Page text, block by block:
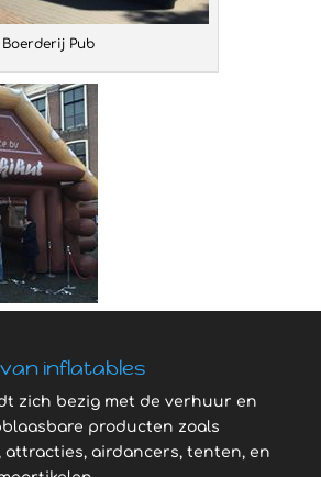
Boerderij Pub
inflatables
zich bezig met de verhuur en
producten zoals
attracties, airdancers, tenten, en